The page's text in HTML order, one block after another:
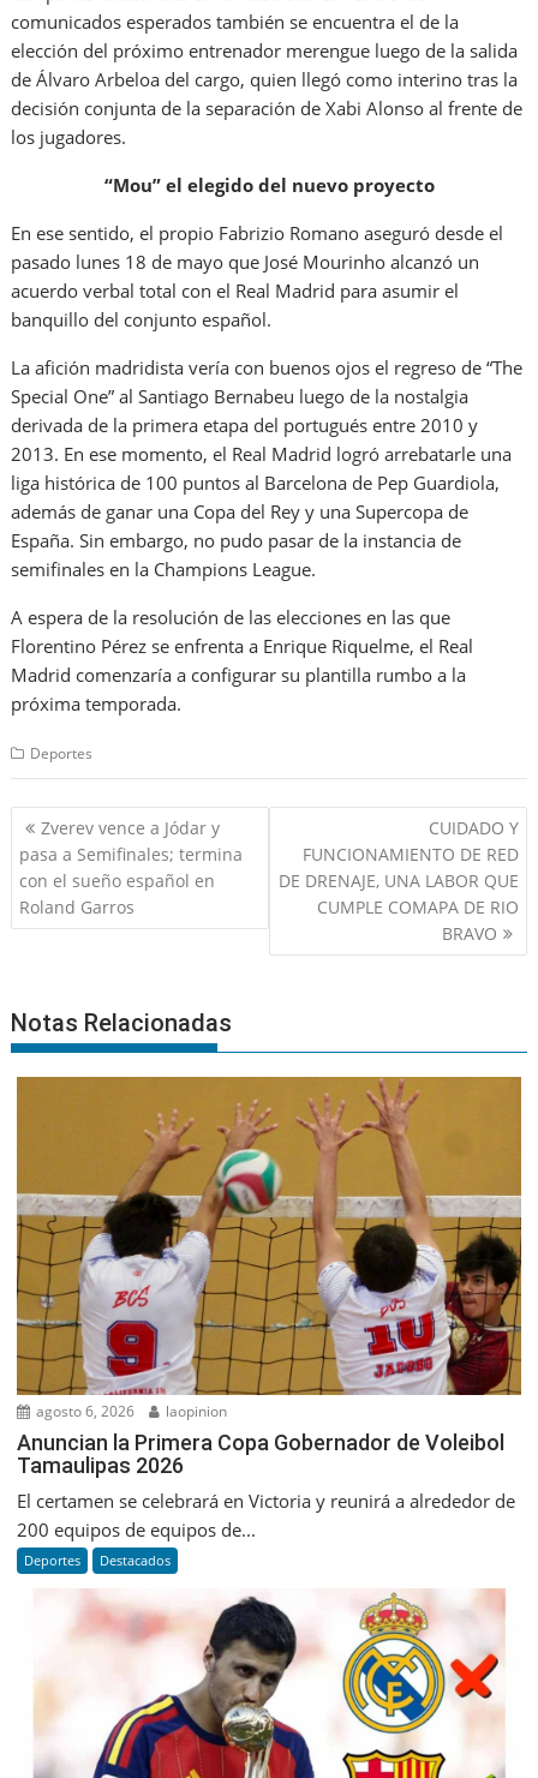
comunicados esperados también se encuentra el de la
elección del próximo entrenador merengue luego de la salida
de Álvaro Arbeloa del cargo, quien llegó como interino tras la
decisión conjunta de la separación de Xabi Alonso al frente de
los jugadores.
“Mou” el elegido del nuevo proyecto
En ese sentido, el propio Fabrizio Romano aseguró desde el
pasado lunes 18 de mayo que José Mourinho alcanzó un
acuerdo verbal total con el Real Madrid para asumir el
banquillo del conjunto español.
La afición madridista vería con buenos ojos el regreso de “The
Special One” al Santiago Bernabeu luego de la nostalgia
derivada de la primera etapa del portugués entre 2010 y
2013. En ese momento, el Real Madrid logró arrebatarle una
liga histórica de 100 puntos al Barcelona de Pep Guardiola,
además de ganar una Copa del Rey y una Supercopa de
España. Sin embargo, no pudo pasar de la instancia de
semifinales en la Champions League.
A espera de la resolución de las elecciones en las que
Florentino Pérez se enfrenta a Enrique Riquelme, el Real
Madrid comenzaría a configurar su plantilla rumbo a la
próxima temporada.
Deportes
Navegación
de
entradas
Zverev vence a Jódar y
pasa a Semifinales; termina
con el sueño español en
Roland Garros
CUIDADO Y
FUNCIONAMIENTO DE RED
DE DRENAJE, UNA LABOR QUE
CUMPLE COMAPA DE RIO
BRAVO
Notas Relacionadas
agosto 6, 2026 laopinion
Anuncian la Primera Copa Gobernador de Voleibol
Tamaulipas 2026
El certamen se celebrará en Victoria y reunirá a alrededor de
200 equipos de equipos de...
Deportes Destacados